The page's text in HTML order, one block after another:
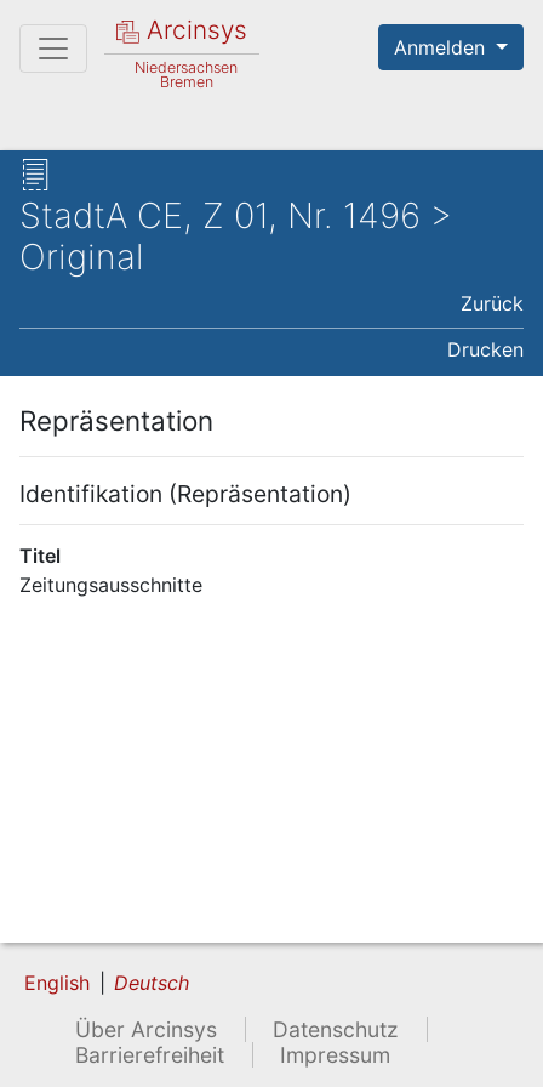
Arcinsys
Niedersachsen
Bremen
Anmelden
StadtA CE, Z 01, Nr. 1496 >
Original
Zurück
Drucken
Repräsentation
Identifikation (Repräsentation)
Titel
Zeitungsausschnitte
English Deutsch
Über Arcinsys
Datenschutz
Barrierefreiheit
Impressum